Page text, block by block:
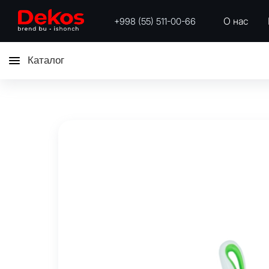
+998 (55) 511-00-66 О нас
Каталог